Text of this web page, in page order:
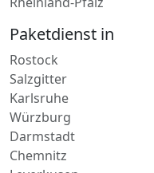
Paketdienst in
Rostock
Salzgitter
Karlsruhe
Würzburg
Darmstadt
Chemnitz
Leverkusen